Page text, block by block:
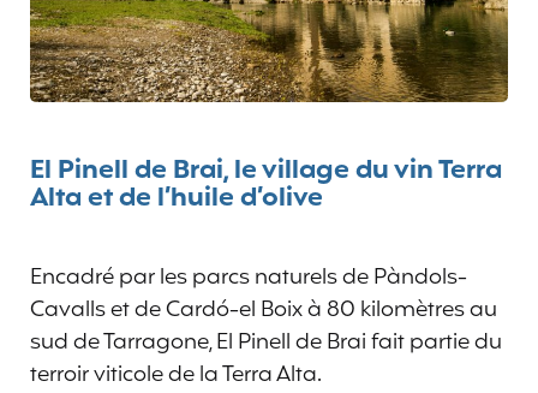
El Pinell de Brai, le village du vin Terra
Alta et de l’huile d’olive
Encadré par les parcs naturels de Pàndols-
Cavalls et de Cardó-el Boix à 80 kilomètres au
sud de Tarragone, El Pinell de Brai fait partie du
terroir viticole de la Terra Alta.